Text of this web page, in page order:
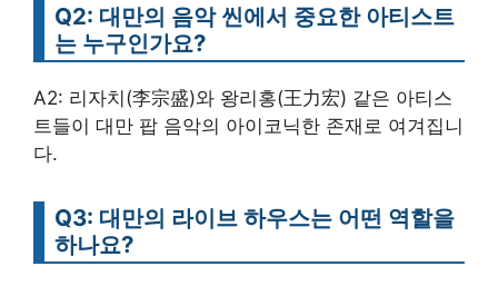
Q2: 대만의 음악 씬에서 중요한 아티스트
는 누구인가요?
A2: 리자치(李宗盛)와 왕리홍(王力宏) 같은 아티스
트들이 대만 팝 음악의 아이코닉한 존재로 여겨집니
다.
Q3: 대만의 라이브 하우스는 어떤 역할을
하나요?